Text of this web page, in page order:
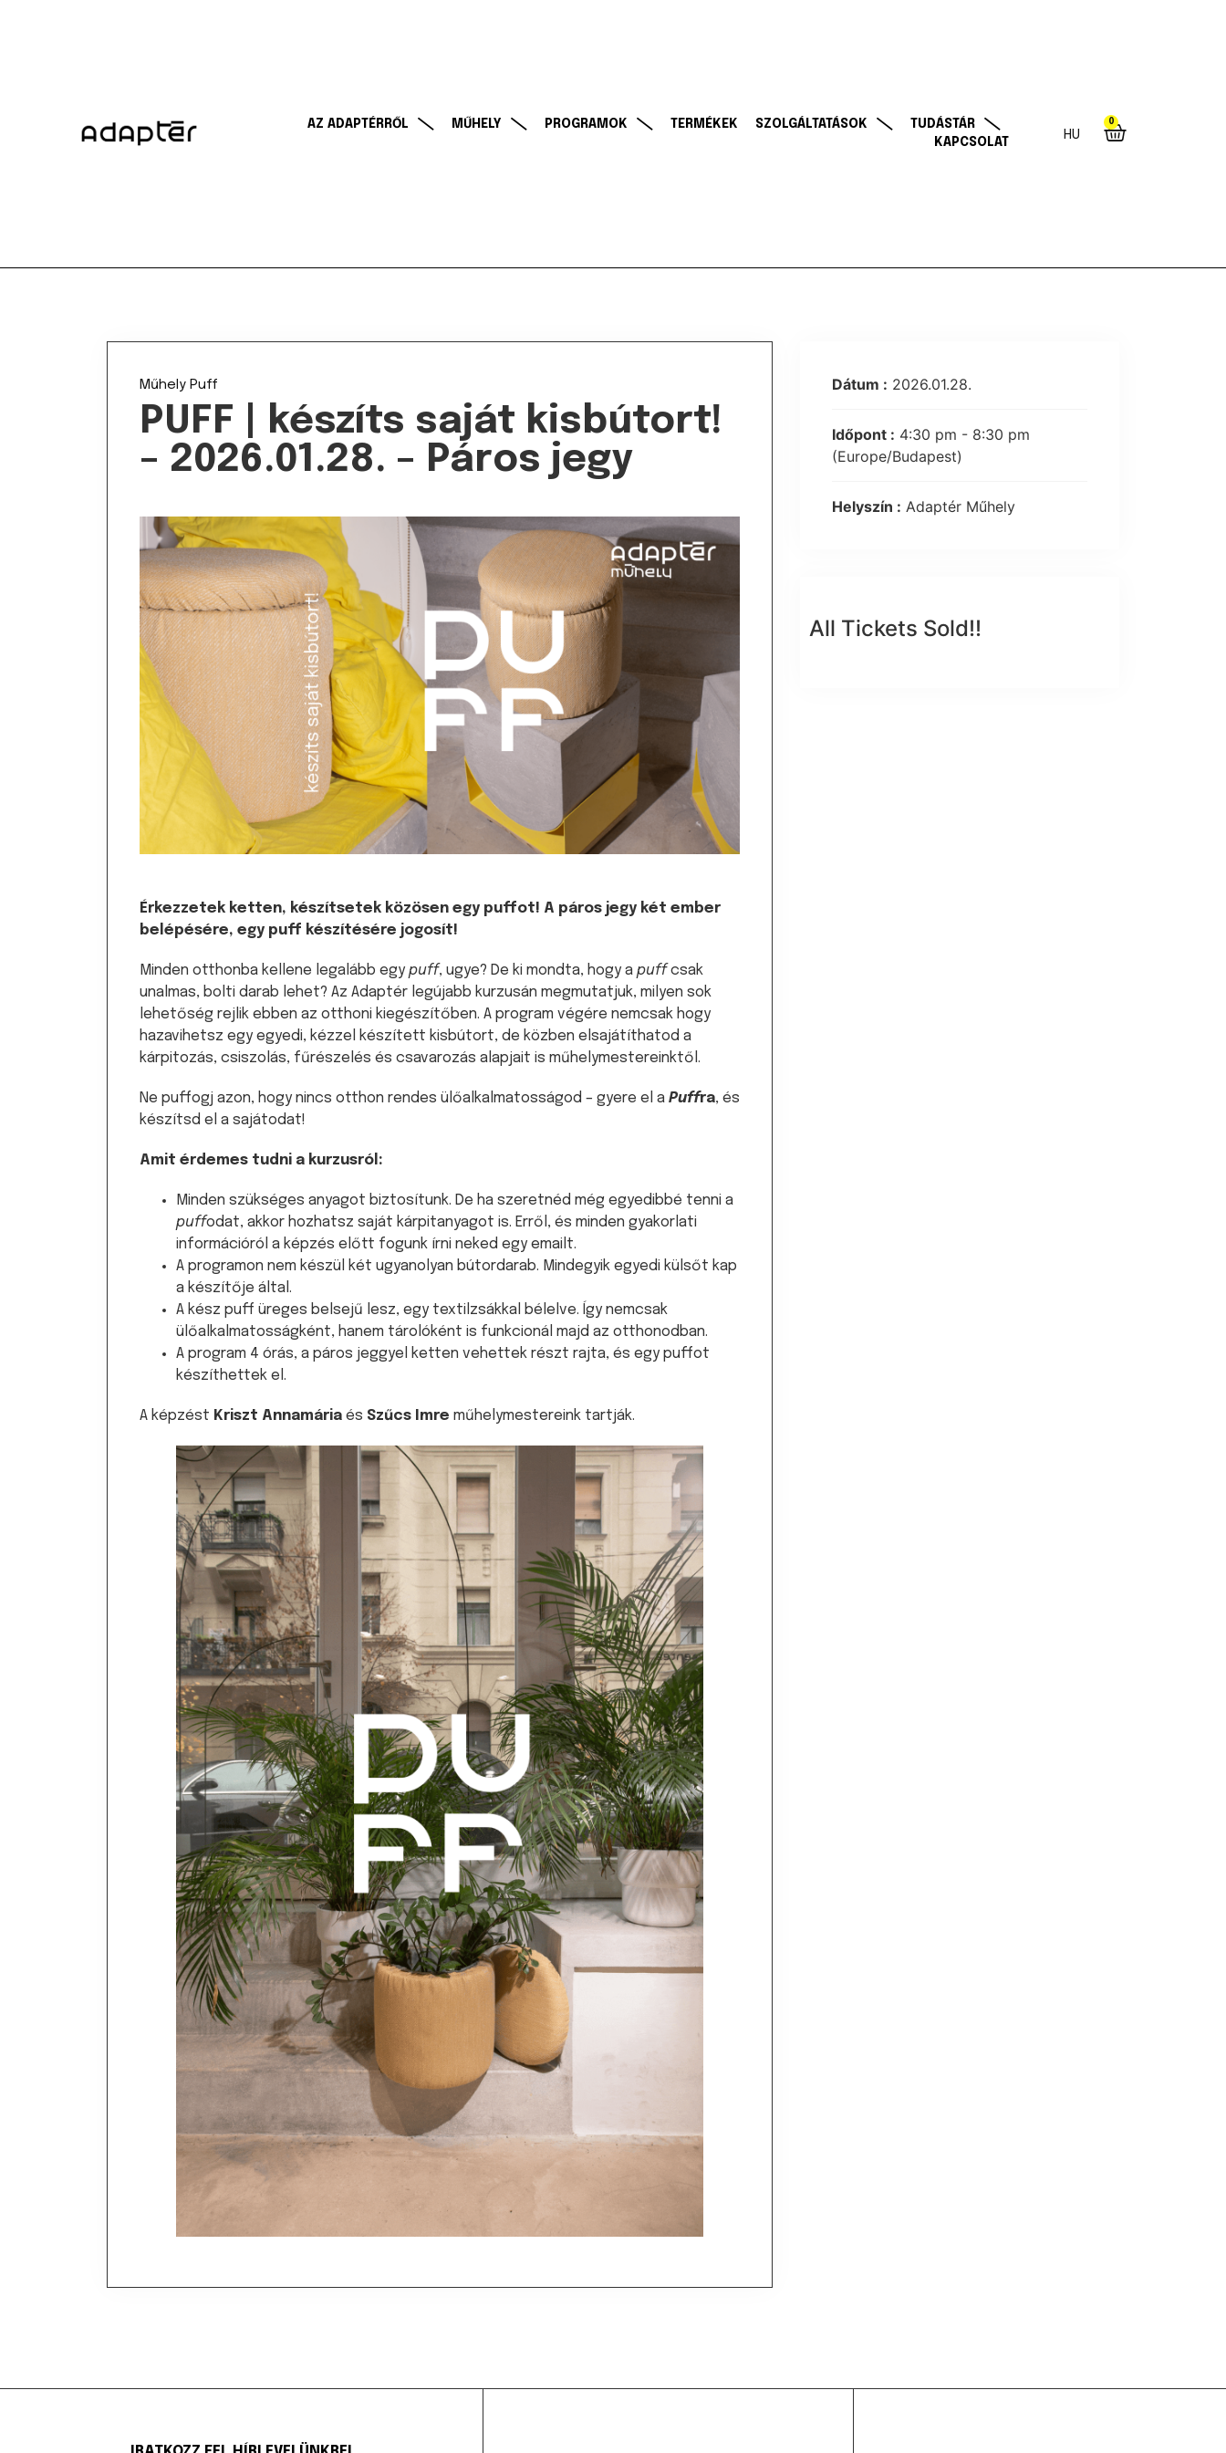
AZ ADAPTÉRRŐL MŰHELY PROGRAMOK TERMÉKEK SZOLGÁLTATÁSOK
TUDÁSTÁR
KAPCSOLAT
HU
0
Műhely Puff
PUFF | készíts saját kisbútort!
– 2026.01.28. – Páros jegy
Érkezzetek ketten, készítsetek közösen egy puffot! A páros jegy két ember
belépésére, egy puff készítésére jogosít!
Minden otthonba kellene legalább egy puff, ugye? De ki mondta, hogy a puffcsak
unalmas, bolti darab lehet? Az Adaptér legújabb kurzusán megmutatjuk, milyen sok
lehetőség rejlik ebben az otthoni kiegészítőben. A program végére nemcsak hogy
hazavihetsz egy egyedi, kézzel készített kisbútort, de közben elsajátíthatod a
kárpitozás, csiszolás, fűrészelés és csavarozás alapjait is műhelymestereinktől.
Ne puffogj azon, hogy nincs otthon rendes ülőalkalmatosságod – gyere el a Puffra, és
készítsd el a sajátodat!
Amit érdemes tudni a kurzusról:
Minden szükséges anyagot biztosítunk. De ha szeretnéd még egyedibbé tenni a
puffodat, akkor hozhatsz saját kárpitanyagot is. Erről, és minden gyakorlati
információról a képzés előtt fogunk írni neked egy emailt.
A programon nem készül két ugyanolyan bútordarab. Mindegyik egyedi külsőt kap
a készítője által.
A kész puff üreges belsejű lesz, egy textilzsákkal bélelve. Így nemcsak
ülőalkalmatosságként, hanem tárolóként is funkcionál majd az otthonodban.
A program 4 órás, a páros jeggyel ketten vehettek részt rajta, és egy puffot
készíthettek el.
A képzést Kriszt Annamária és Szűcs Imre műhelymestereink tartják.
Dátum : 2026.01.28.
Időpont : 4:30 pm - 8:30 pm
(Europe/Budapest)
Helyszín : Adaptér Műhely
All Tickets Sold!!